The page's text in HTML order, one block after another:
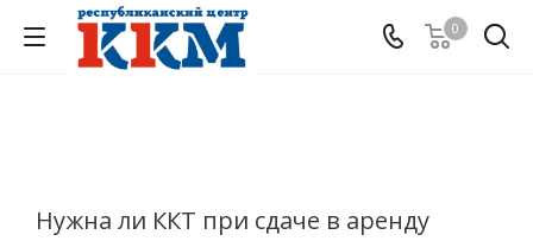
0
Нужна ли ККТ при сдаче в аренду